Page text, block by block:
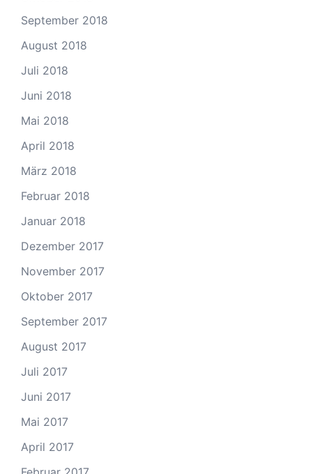
September 2018
August 2018
Juli 2018
Juni 2018
Mai 2018
April 2018
März 2018
Februar 2018
Januar 2018
Dezember 2017
November 2017
Oktober 2017
September 2017
August 2017
Juli 2017
Juni 2017
Mai 2017
April 2017